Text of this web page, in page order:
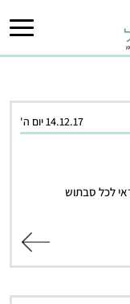
14.12.17 יום ה'
לכל סבתוש